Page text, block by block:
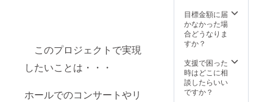
このプロジェクトで実現
したいことは・・・
ホールでのコンサートやリ
開する
ことは
禁止で
込みの
際は備
考欄
に、お
録、別
途費用
は発生
ん。
１ヶ月
の期間
限定配
babbino
caro
プッ
チー
くら横
丁 中田
喜直
他6曲予
目標金額に届
かなかった場
合どうなりま
すか？
支援で困った
時はどこに相
談したらいい
ですか？